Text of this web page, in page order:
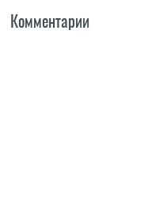
Комментарии